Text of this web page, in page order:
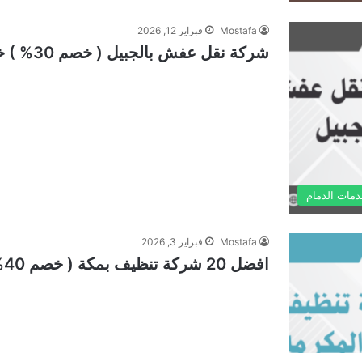
الدمام
Mostafa فبراير 12, 2026
شركة نقل عفش بالجبيل ( خصم 30% ) خدمة نقل اثاث 24/7 ساعة
Mostafa فبراير 3, 2026
افضل 20 شركة تنظيف بمكة ( خصم 40% ) مع التعقيم 24/7 ساعة